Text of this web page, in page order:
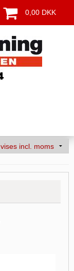
0,00 DKK